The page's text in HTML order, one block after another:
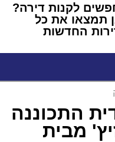
לקנות דירה?
תמצאו את כל
החדשות
התכוננה
מבית